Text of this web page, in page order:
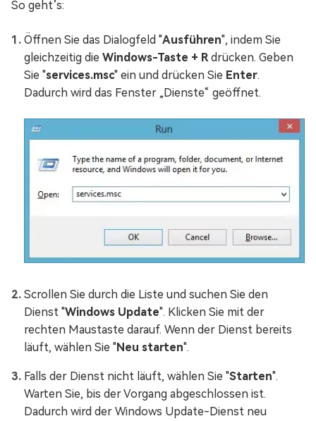
So geht’s:
Öffnen Sie das Dialogfeld "Ausführen", indem Sie
gleichzeitig die Windows-Taste + R drücken. Geben
Sie "services.msc" ein und drücken Sie Enter.
Dadurch wird das Fenster „Dienste“ geöffnet.
Scrollen Sie durch die Liste und suchen Sie den
Dienst "Windows Update". Klicken Sie mit der
rechten Maustaste darauf. Wenn der Dienst bereits
läuft, wählen Sie "Neu starten".
Falls der Dienst nicht läuft, wählen Sie "Starten".
Warten Sie, bis der Vorgang abgeschlossen ist.
Dadurch wird der Windows Update-Dienst neu